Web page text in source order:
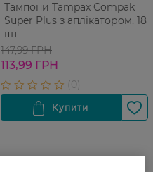
Тампони Tampax Compak
Super Plus з аплікатором, 18
шт
147,99 ГРН
113,99 ГРН